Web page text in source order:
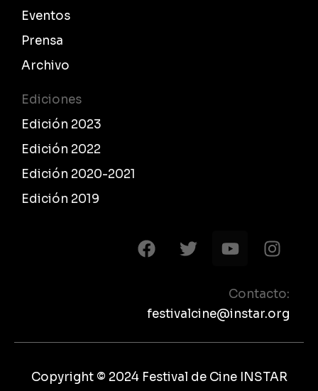
Eventos
Prensa
Archivo
Ediciones
Edición 2023
Edición 2022
Edición 2020-2021
Edición 2019
F
a
b
o
T
w
t
r
Y
o
t
u
e
I
n
t
a
r
m
Contacto:
festivalcine@instar.org
Copyright © 2024 Festival de Cine INSTAR